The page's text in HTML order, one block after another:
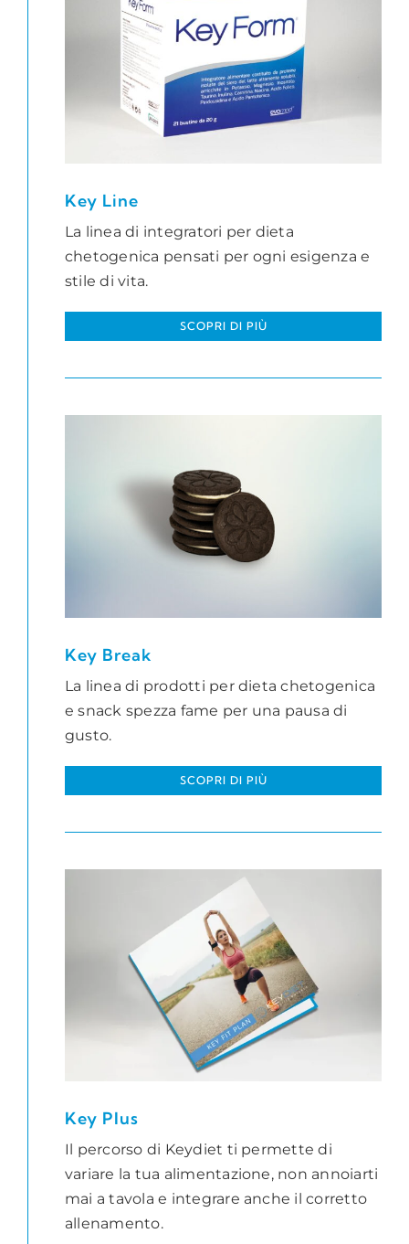
Key Line
La linea di integratori per dieta
chetogenica pensati per ogni esigenza e
stile di vita.
SCOPRI DI PIÙ
Key Break
La linea di prodotti per dieta chetogenica
e snack spezza fame per una pausa di
gusto.
SCOPRI DI PIÙ
Key Plus
Il percorso di Keydiet ti permette di
variare la tua alimentazione, non annoiarti
mai a tavola e integrare anche il corretto
allenamento.